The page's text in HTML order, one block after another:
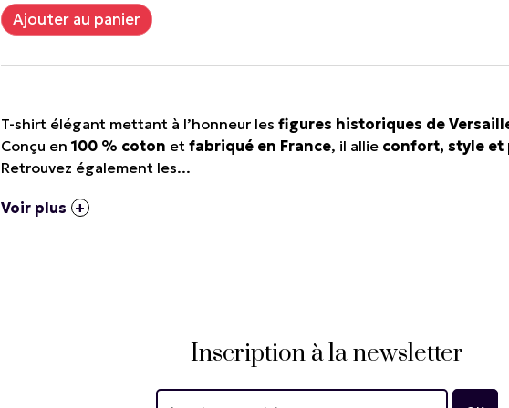
T-shirt élégant mettant à l’honneur les figures historiques de
Conçu en 100 % coton et fabriqué en France, il allie confort, style et
Retrouvez également les...
Voir plus
Inscription à la newsletter